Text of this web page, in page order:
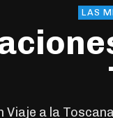
LAS
Viaje a la